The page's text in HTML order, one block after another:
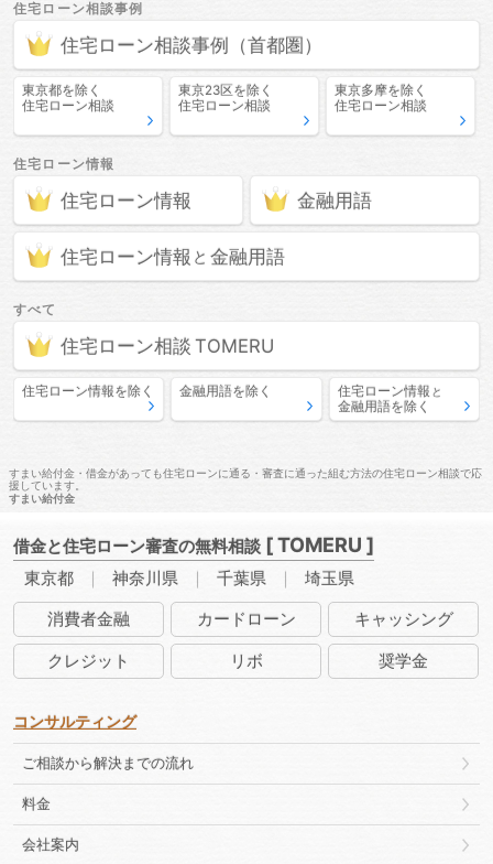
すまい給付金・借金があっても住宅ローンに通る・審査に通った組む方法の住宅ローン相談で応
援しています。
すまい給付金
住宅ローン相談事例
住宅ローン相談事例 （首都圏）
東京都を除く
住宅ローン相談
東京23区を除く
住宅ローン相談
東京多摩を除く
住宅ローン相談
住宅ローン情報
住宅ローン情報 金融用語
住宅ローン情報 と 金融用語
すべて
住宅ローン相談
住宅ローン情報を除く 金融用語を除く 住宅ローン情報 と
金融用語を除く
借金と住宅ローン審査の無料相談 [ TOMERU ]
東京都 神奈川県 千葉県
埼玉県
消費者金融 カード ローン キャッシング
クレジット リボ 奨学金
コンサルティング
ご相談から解決までの流れ
料金
会社案内